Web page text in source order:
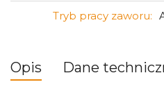
Tryb pracy zaworu:
Opis Dane